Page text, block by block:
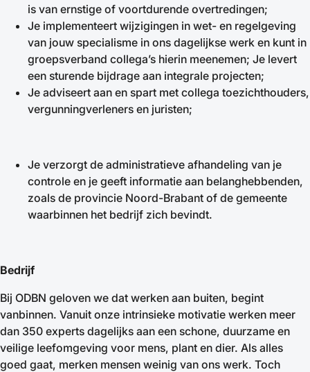
is van ernstige of voortdurende overtredingen;
Je implementeert wijzigingen in wet- en regelgeving
van jouw specialisme in ons dagelijkse werk en kunt in
groepsverband collega’s hierin meenemen; Je levert
een sturende bijdrage aan integrale projecten;
Je adviseert aan en spart met collega toezichthouders,
vergunningverleners en juristen;
Je verzorgt de administratieve afhandeling van je
controle en je geeft informatie aan belanghebbenden,
zoals de provincie Noord-Brabant of de gemeente
waarbinnen het bedrijf zich bevindt.
Bedrijf
Bij ODBN geloven we dat werken aan buiten, begint
vanbinnen. Vanuit onze intrinsieke motivatie werken meer
dan 350 experts dagelijks aan een schone, duurzame en
veilige leefomgeving voor mens, plant en dier. Als alles
goed gaat, merken mensen weinig van ons werk. Toch